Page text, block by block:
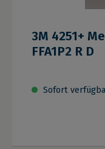
3M 4251+
FFA1P2 R D
Sofort